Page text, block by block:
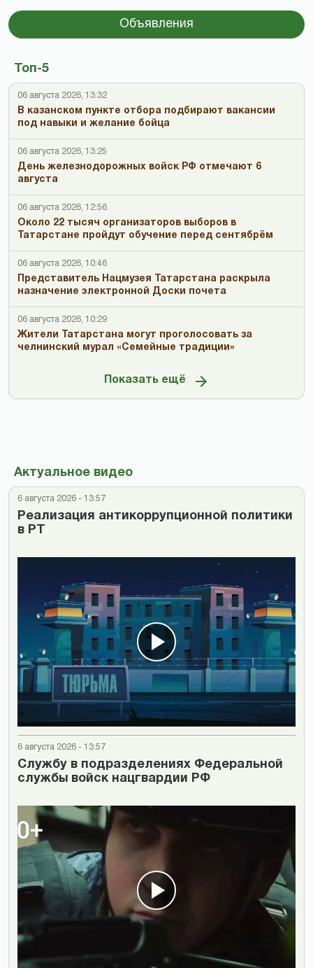
Объявления
Топ-5
06 августа 2026, 13:32
В казанском пункте отбора подбирают вакансии
под навыки и желание бойца
06 августа 2026, 13:25
День железнодорожных войск РФ отмечают 6
августа
06 августа 2026, 12:56
Около 22 тысяч организаторов выборов в
Татарстане пройдут обучение перед сентябрём
06 августа 2026, 10:46
Представитель Нацмузея Татарстана раскрыла
назначение электронной Доски почета
06 августа 2026, 10:29
Жители Татарстана могут проголосовать за
челнинский мурал «Семейные традиции»
Показать ещё
Актуальное видео
6 августа 2026 - 13:57
Реализация антикоррупционной политики
в РТ
6 августа 2026 - 13:57
Cлужбу в подразделениях Федеральной
службы войск нацгвардии РФ